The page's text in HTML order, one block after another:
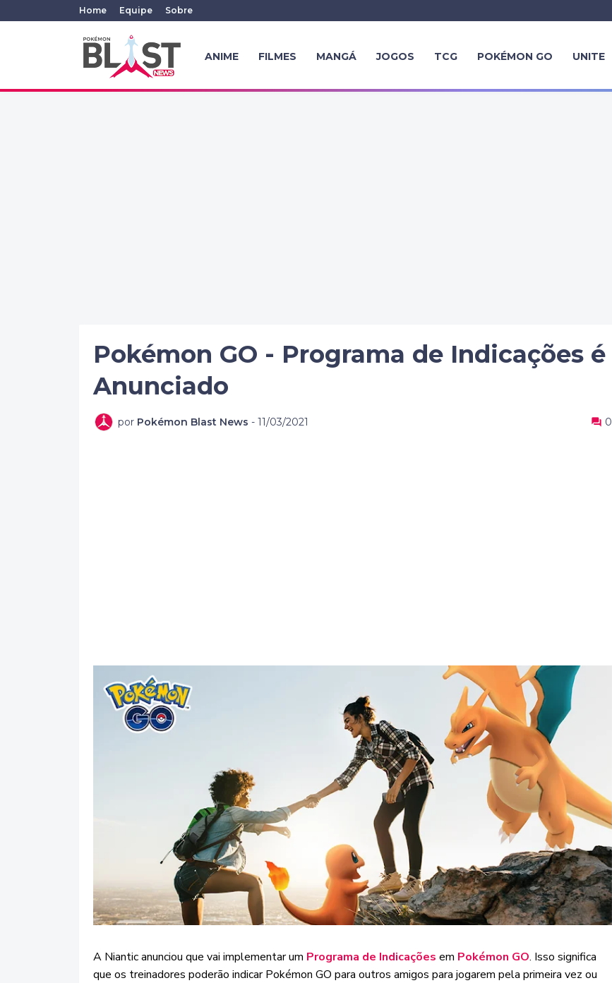
Home Equipe Sobre
ANIME FILMES MANGÁ JOGOS TCG POKÉMON GO UNITE
Pokémon GO - Programa de Indicações é
Anunciado
por Pokémon Blast News - 11/03/2021 0
A Niantic anunciou que vai implementar um Programa de Indicações em Pokémon GO. Isso significa
que os treinadores poderão indicar Pokémon GO para outros amigos para jogarem pela primeira vez ou